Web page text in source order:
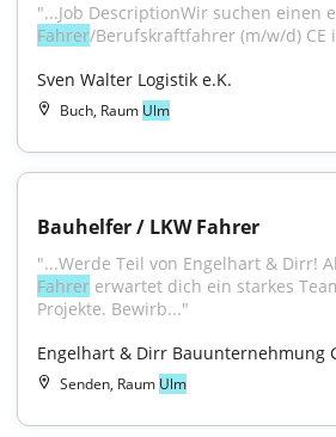
"...Job DescriptionWir suchen einen
Fahrer/Berufskraftfahrer (m/w/d) CE
Sven Walter Logistik e.K.
Buch, Raum Ulm
Bauhelfer / LKW Fahrer
"...Werde Teil von Engelhart & Dirr!
Fahrer erwartet dich ein starkes
Projekte. Bewirb..."
Engelhart & Dirr Bauunternehmung
Senden, Raum Ulm